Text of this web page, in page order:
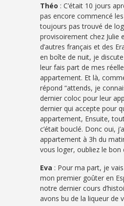
Théo : C’était 10 jours
pas encore commencé
toujours pas trouvé de
provisoirement chez Julie
d’autres français et des
en boîte de nuit, je
leur fais part de mes
appartement. Et là,
répond “attends, je
dernier coloc pour leur
dernier qui accepte pour
appartement, Ensuite,
c’était bouclé. Donc oui,
appartement à 3h du
vous loger, oubliez le bon
Eva : Pour ma part, je
mon premier goûter en
notre dernier cours
avons bu de la liqueur de